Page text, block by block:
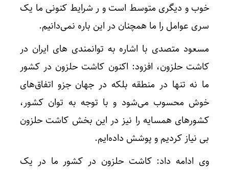
خوب و دیگری متوسط است و ر شرایط کنونی ما یک
سری عوامل را ما همچنان در این باره نمی‌دانیم.
مسعود متصدی با اشاره به توانمندی های ایران در
کاشت حلزون، افزود: اکنون کاشت حلزون در کشور
ما نه تنها در منطقه بلکه در جهان جزو اتفاق‌های
خوش محسوب می‌شود و با توجه به توان کشور،
کشورهای همسایه را نیز در این بخش کاشت حلزون
بی نیاز کردیم و پوشش داده‌ایم.
وی ادامه داد: کاشت حلزون در کشور ما در یک